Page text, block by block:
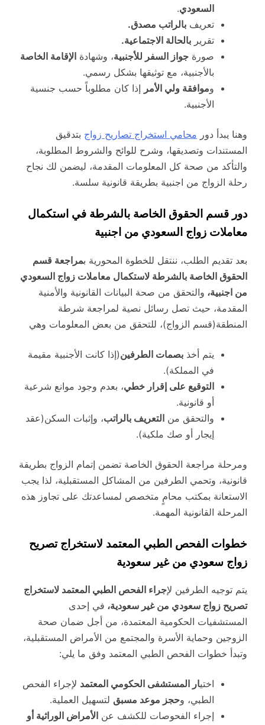
السعودي.
تعريف بالراتب مصدق.
تقرير بالحالة الاجتماعية.
صورة جواز السفر للأجنبية، وشهادة الإقامة الخاصة
بالأجنبية، مع توثيقها بشكل رسمي.
وموافقة ولي الأمر إذا كان مطلوباً حسب جنسية
الأجنبية.
وهنا يبدأ دور محامي استخراج تصاريح زواج بتدقيق
المستندات وتصديقها، وشرح للوائح والشروط المطلوبة،
والتأكد من صحة كل المعلومات المقدمة، ليضمن لك نجاح
رحلة الزواج من اجنبية بطريقة قانونية سلسة.
دور قسم الحقوق الخاصة بالشرطة في استكمال
معاملات زواج السعودي من اجنبية
بعد تقديم الطلب، ننتقل للخطوة المحورية بمراجعة قسم
الحقوق الخاصة بالشرطة لاستكمال معاملات زواج السعودي
من اجنبية، والتحقق من صحة البيانات القانونية والأمنية
المقدمة، حيث تصل رسائل نصية لمراجعة شرطة
المنطقة(قسم الزواج)، للتحقق من بعض المعلومات وهي
يتم أخذ بصمات الطرفين(إذا كانت الأجنبية مقيمة
في المملكة).
التوقيع على إقرار خطي، بعدم وجود موانع شرعية
أو قانونية.
والتحقق من التعريف بالراتب، وإثبات السكن(عقد
إيجار أو صك ملكية).
ومرحلة مراجعة الحقوق الخاصة تضمن إتمام الزواج بطريقة
قانونية، وتحمي الطرفين من المشاكل المستقبلية، لذا يجب
الاستعانة بمكتب محامٍ متخصص لمساعدتك على تجاوز هذه
المرحلة القانونية المهمة.
خطوات الفحص الطبي المعتمد لاستخراج تصريح
زواج سعودي من غير سعودية
يتم توجيه الطرفين لإجراء الفحص الطبي المعتمد لاستخراج
تصريح زواج سعودي من غير سعودية، في إحدى
المستشفيات الحكومية المعتمدة، من أجل ضمان صحة
الزوجين وحماية الأسرة والمجتمع من الأمراض المستقبلية،
وتبدأ خطوات الفحص الطبي المعتمد وفق ما يلي:
اختيار المستشفى الحكومي المعتمد لإجراء الفحص
الطبي، وحجز موعد مسبق لتسهيل العملية.
إجراء الفحوصات للكشف عن الأمراض الوراثية أو